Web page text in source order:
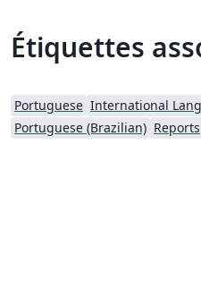
Étiquettes
Portuguese International
Portuguese (Brazilian) Reports